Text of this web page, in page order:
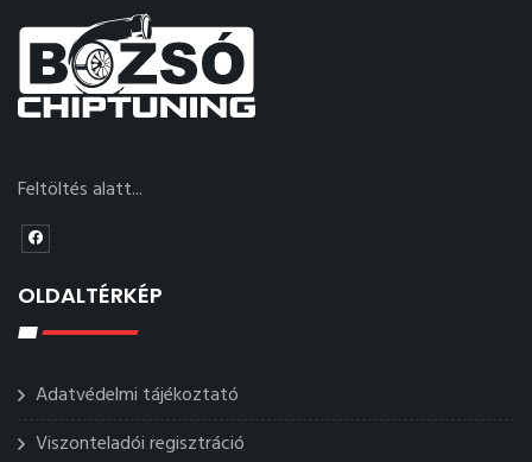
Feltöltés alatt...
OLDALTÉRKÉP
Adatvédelmi tájékoztató
Viszonteladói regisztráció